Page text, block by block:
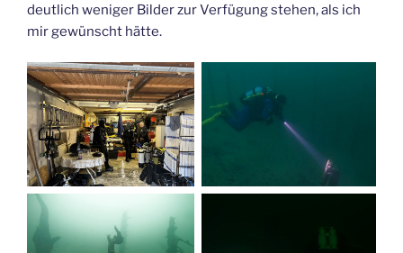
deutlich weniger Bilder zur Verfügung stehen, als ich
mir gewünscht hätte.